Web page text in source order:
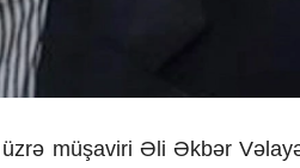
müşaviri Əli Əkbər